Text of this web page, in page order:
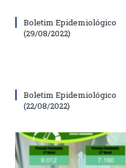
Boletim Epidemiológico
(29/08/2022)
Boletim Epidemiológico
(22/08/2022)